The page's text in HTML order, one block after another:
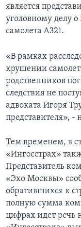
является
уголовному делу
самолета A321.
«В рамках
крушении
родственников
следствия не
адвоката Игоря
представителя», -
Тем временем, в
«Ингосстрах»
Представитель
«Эхо Москвы»
обратившихся к
полную сумма
цифрах идет речь